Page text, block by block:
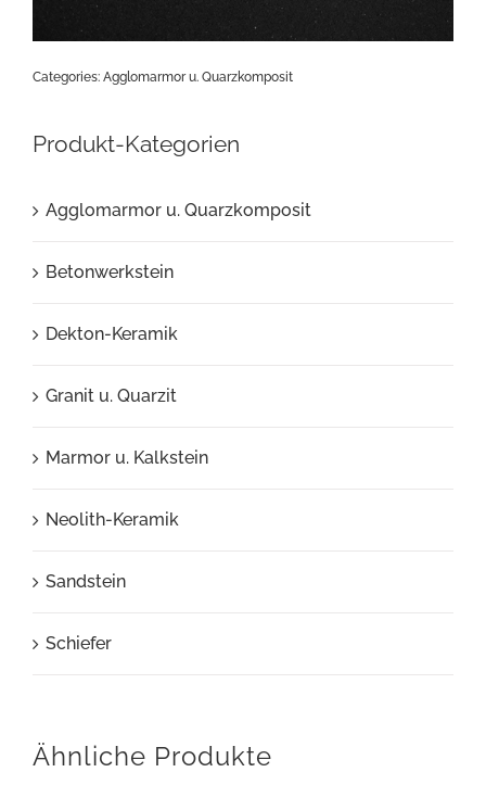
Categories: Agglomarmor u. Quarzkomposit
Produkt-Kategorien
Agglomarmor u. Quarzkomposit
Betonwerkstein
Dekton-Keramik
Granit u. Quarzit
Marmor u. Kalkstein
Neolith-Keramik
Sandstein
Schiefer
Ähnliche Produkte